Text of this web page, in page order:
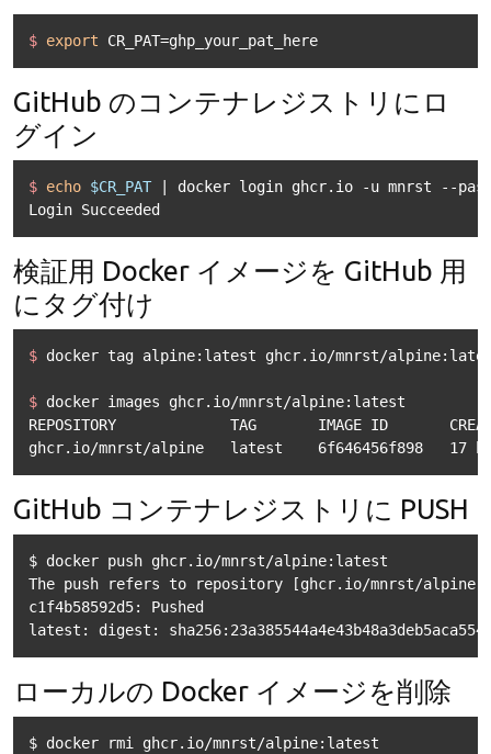
$ export CR_PAT=ghp_your_pat_here
GitHub のコンテナレジストリにロ
グイン
$ echo $CR_PAT | docker login ghcr.io -u mnrst --
検証用 Docker イメージを GitHub 用
にタグ付け
$ docker tag alpine:latest ghcr.io/mnrst/
$ docker images ghcr.io/mnrst/alpine:latest
REPOSITORY             TAG       IMAGE ID
GitHub コンテナレジストリに PUSH
$ docker push ghcr.io/mnrst/alpine:latest
The push refers to repository [ghcr.io/mnrst/alpine]
c1f4b58592d5: Pushed
ローカルの Docker イメージを削除
$ docker rmi ghcr.io/mnrst/alpine:latest